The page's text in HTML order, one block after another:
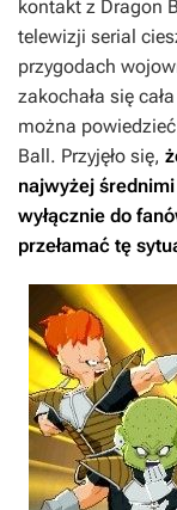
kontakt z Dragon
telewizji serial
przygodach
zakochała się
można
Ball . Przyjęło się,
najwyżej
wyłącznie do
przełamać tę